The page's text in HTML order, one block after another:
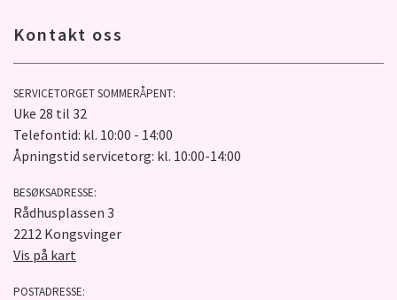
Kontakt oss
SERVICETORGET SOMMERÅPENT:
Uke 28 til 32
Telefontid: kl. 10:00 - 14:00
Åpningstid servicetorg: kl. 10:00-14:00
BESØKSADRESSE:
Rådhusplassen 3
2212 Kongsvinger
Vis på kart
POSTADRESSE: